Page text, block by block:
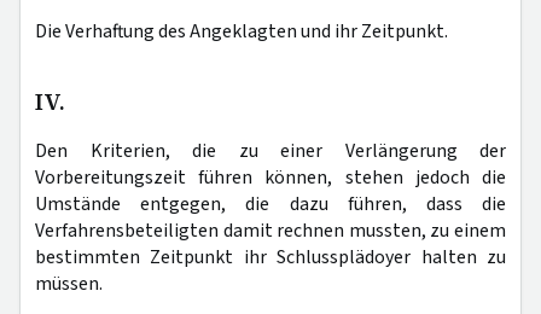
Die Verhaftung des Angeklagten und ihr Zeitpunkt.
IV.
Den Kriterien, die zu einer Verlängerung der
Vorbereitungszeit führen können, stehen jedoch die
Umstände entgegen, die dazu führen, dass die
Verfahrensbeteiligten damit rechnen mussten, zu einem
bestimmten Zeitpunkt ihr Schlussplädoyer halten zu
müssen.